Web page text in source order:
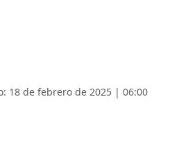
18 de febrero de 2025 | 06:00